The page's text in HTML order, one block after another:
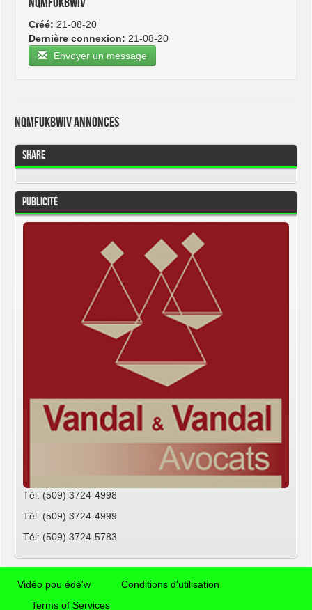
Créé: 21-08-20
Dernière connexion: 21-08-20
Envoyer un message
nqmfukbwiv Annonces
Share
Publicité
Tél: (509) 3724-4998
Tél: (509) 3724-4999
Tél: (509) 3724-5783
Vidéo pou édé'w
Conditions d'utilisation
Terms of Services